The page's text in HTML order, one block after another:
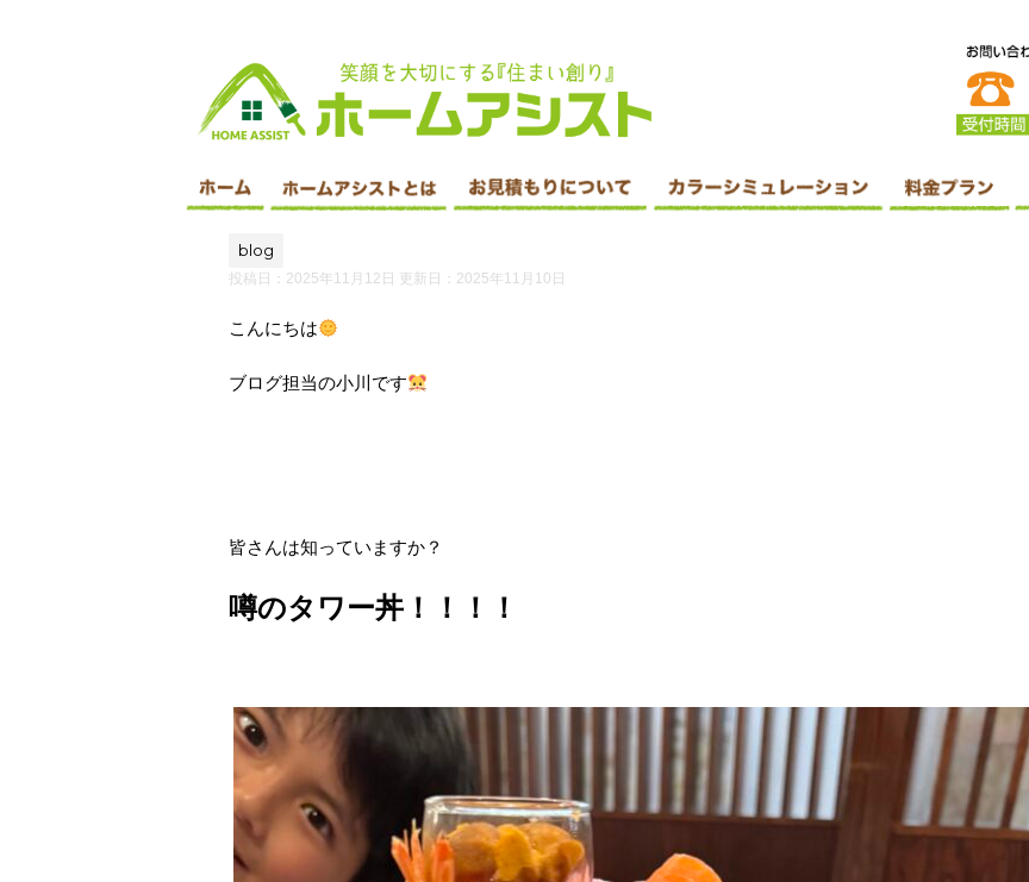
blog
投稿日：2025年11月12日 更新日： 2025年11月10日
こんにちは
ブログ担当の小川です
皆さんは知っていますか？
噂のタワー丼！！！！